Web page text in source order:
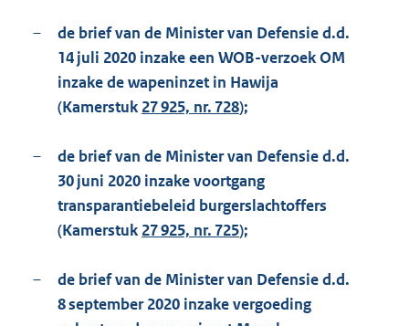
–
de brief van de Minister van Defensie d.d.
14 juli 2020 inzake een WOB-verzoek OM
inzake de wapeninzet in Hawija
(Kamerstuk 27 925, nr. 728);
–
de brief van de Minister van Defensie d.d.
30 juni 2020 inzake voortgang
transparantiebeleid burgerslachtoffers
(Kamerstuk 27 925, nr. 725);
–
de brief van de Minister van Defensie d.d.
8 september 2020 inzake vergoeding